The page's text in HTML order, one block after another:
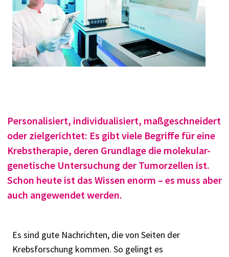
Personalisiert, individualisiert, maßgeschneidert
oder zielgerichtet: Es gibt viele Begriffe für eine
Krebstherapie, deren Grundlage die molekular-
genetische Untersuchung der Tumorzellen ist.
Schon heute ist das Wissen enorm – es muss aber
auch angewendet werden.
Es sind gute Nachrichten, die von Seiten der
Krebsforschung kommen. So gelingt es